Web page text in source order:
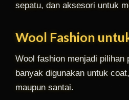
sepatu, dan aksesori untuk
Wool Fashion
Wool fashion menjadi pilihan
banyak digunakan untuk
maupun santai.